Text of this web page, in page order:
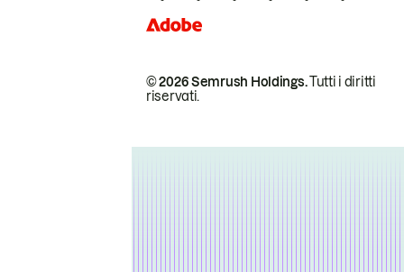
© 2026 Semrush Holdings.Tutti i diritti
riservati.